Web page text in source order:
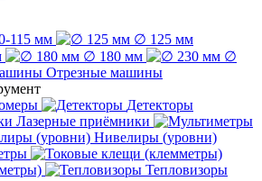
115 мм
∅ 125 мм
∅ 180 мм
∅
Отрезные машины
Детекторы
Лазерные приёмники
Нивелиры (уровни)
Тепловизоры